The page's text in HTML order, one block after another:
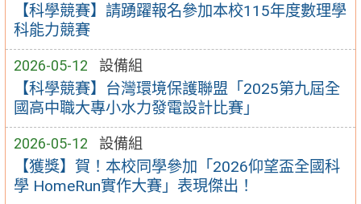
【科學競賽】請踴躍報名參加本校115年度數理學
科能力競賽
2026-05-12 設備組
【科學競賽】台灣環境保護聯盟「2025第九屆全
國高中職大專小水力發電設計比賽」
2026-05-12 設備組
【獲獎】賀！本校同學參加「2026仰望盃全國科
學 HomeRun實作大賽」表現傑出！